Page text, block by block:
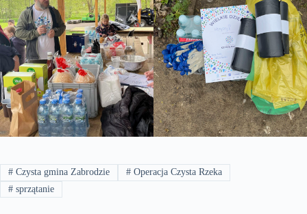
#Czysta gmina Zabrodzie #Operacja Czysta Rzeka
#sprzątanie